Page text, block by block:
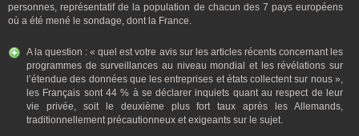
personnes, représentatif de la population de chacun des 7 pays européens
où a été mené le sondage, dont la France.
A la question : « quel est votre avis sur les articles récents concernant les
programmes de surveillances au niveau mondial et les révélations sur
l’étendue des données que les entreprises et états collectent sur nous »,
les Français sont 44 % à se déclarer inquiets quant au respect de leur
vie privée, soit le deuxième plus fort taux après les Allemands,
traditionnellement précautionneux et exigeants sur le sujet.